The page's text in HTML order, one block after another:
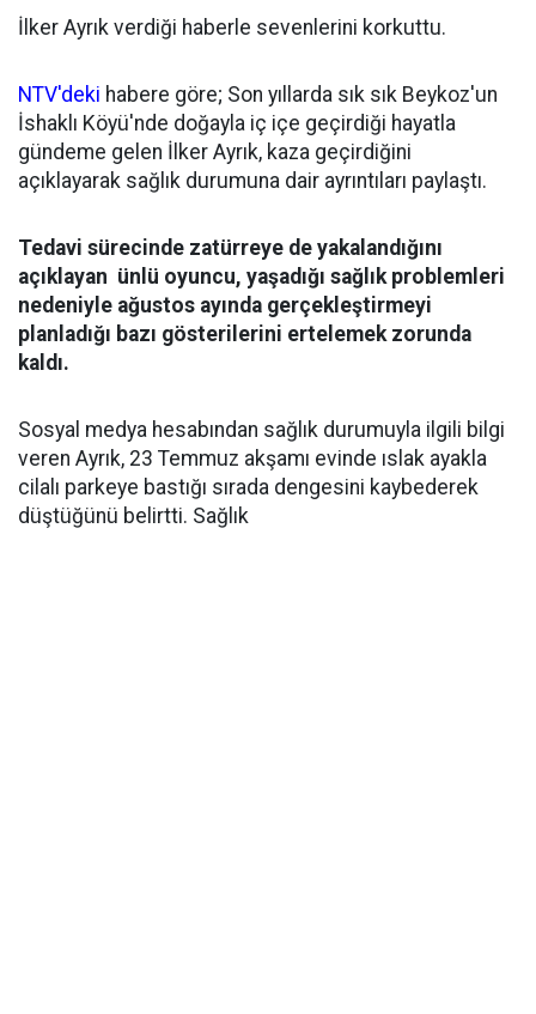
İlker Ayrık verdiği haberle sevenlerini korkuttu.
NTV'deki habere göre; Son yıllarda sık sık Beykoz'un
İshaklı Köyü'nde doğayla iç içe geçirdiği hayatla
gündeme gelen İlker Ayrık, kaza geçirdiğini
açıklayarak sağlık durumuna dair ayrıntıları paylaştı.
Tedavi sürecinde zatürreye de yakalandığını
açıklayan ünlü oyuncu, yaşadığı sağlık problemleri
nedeniyle ağustos ayında gerçekleştirmeyi
planladığı bazı gösterilerini ertelemek zorunda
kaldı.
Sosyal medya hesabından sağlık durumuyla ilgili bilgi
veren Ayrık, 23 Temmuz akşamı evinde ıslak ayakla
cilalı parkeye bastığı sırada dengesini kaybederek
düştüğünü belirtti. Sağlık